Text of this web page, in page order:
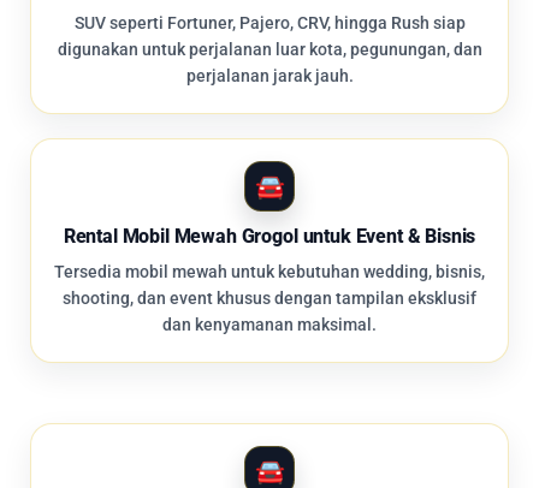
SUV seperti Fortuner, Pajero, CRV, hingga Rush siap
digunakan untuk perjalanan luar kota, pegunungan, dan
perjalanan jarak jauh.
Rental Mobil Mewah Grogol untuk Event & Bisnis
Tersedia mobil mewah untuk kebutuhan wedding, bisnis,
shooting, dan event khusus dengan tampilan eksklusif
dan kenyamanan maksimal.